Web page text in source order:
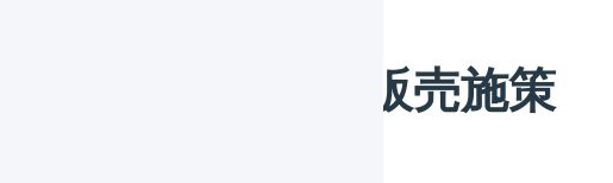
販売施策